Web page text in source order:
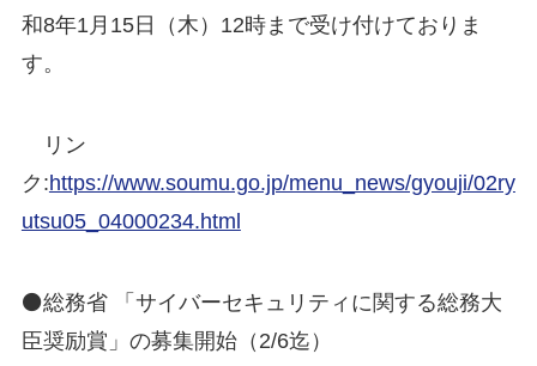
和8年1月15日（木）12時まで受け付けておりま
す。
リン
ク:https://www.soumu.go.jp/menu_news/gyouji/02ry
utsu05_04000234.html
⚫総務省 「サイバーセキュリティに関する総務大
臣奨励賞」の募集開始（2/6迄）